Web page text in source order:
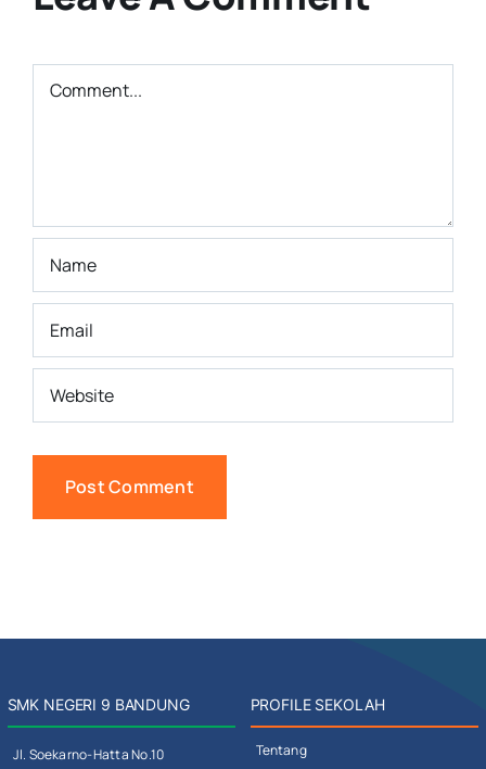
Comment
SMK NEGERI 9 BANDUNG
Jl. Soekarno-Hatta No.10
PROFILE SEKOLAH
Tentang